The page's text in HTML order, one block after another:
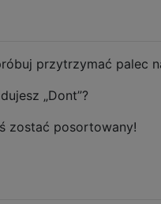
przytrzymać palec
„Dont”?
zostać posortowany!